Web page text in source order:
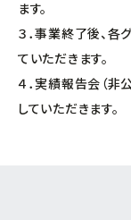
ます。
３．事業終了後、
ていただきます。
４．実績報告会（非
していただきます。